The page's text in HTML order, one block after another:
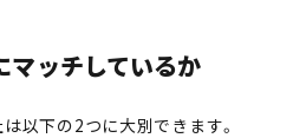
マッチしているか
以下の2つに大別できます。